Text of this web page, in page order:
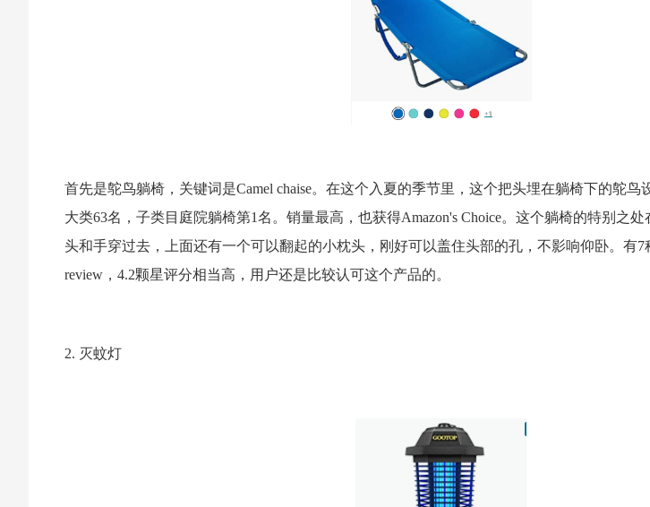
首先是鸵鸟躺椅，关键词是Camel chaise。在这个入夏的季节里，这个把头埋在躺椅下的鸵鸟
大类63名，子类目庭院躺椅第1名。销量最高，也获得Amazon's Choice。这个躺椅的特别之
头和手穿过去，上面还有一个可以翻起的小枕头，刚好可以盖住头部的孔，不影响仰卧。有7
review，4.2颗星评分相当高，用户还是比较认可这个产品的。
2. 灭蚊灯